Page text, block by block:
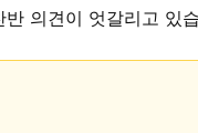
의견이 엇갈리고 있